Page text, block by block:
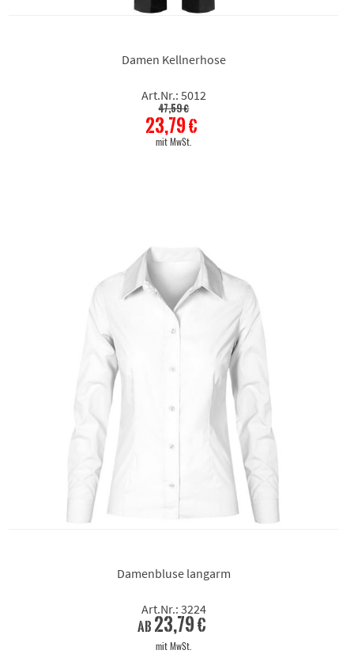
Damen Kellnerhose
Art.Nr.: 5012
47,59 €
23,79 €
mit MwSt.
Damenbluse langarm
Art.Nr.: 3224
ab 23,79 €
mit MwSt.